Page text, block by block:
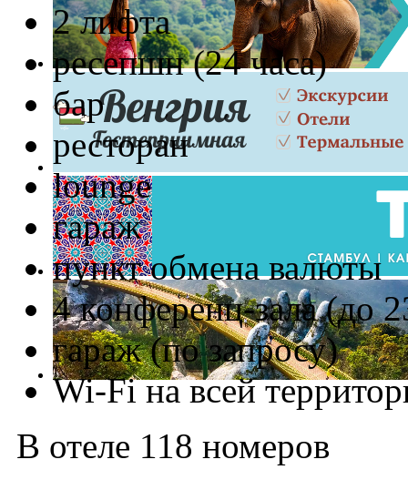
2 лифта
ресепшн (24 часа)
бар
ресторан
lounge
гараж
пункт обмена валюты
4 конференц-зала (до
гараж (по запросу)
Wi-Fi на всей
В отеле 118 номеров